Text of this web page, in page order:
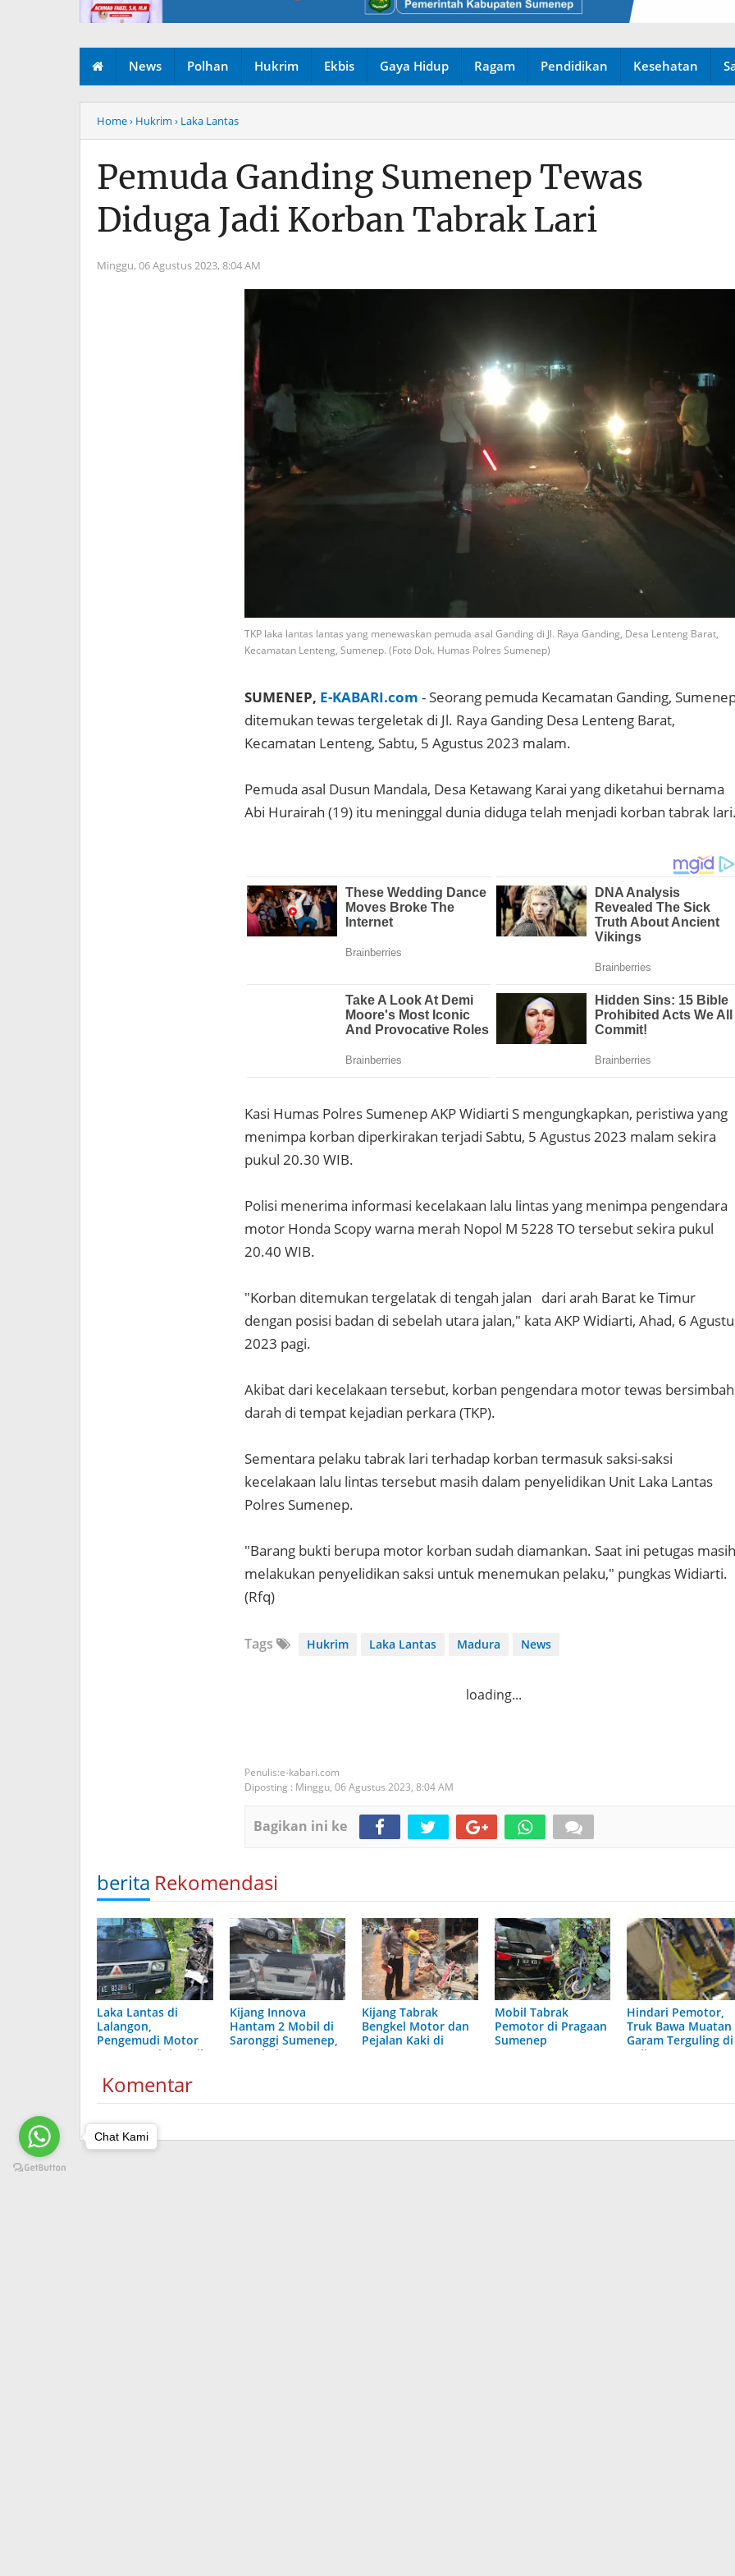
News Polhan Hukrim Ekbis Gaya Hidup Ragam Pendidikan Kesehatan
Home› Hukrim › Laka Lantas
Pemuda Ganding Sumenep Tewas
Diduga Jadi Korban Tabrak Lari
Minggu, 06 Agustus 2023, 8:04 AM
TKP laka lantas lantas yang menewaskan pemuda asal Ganding di Jl. Raya Ganding, Desa Lenteng Barat,
Kecamatan Lenteng, Sumenep. (Foto Dok. Humas Polres Sumenep)
SUMENEP, E-KABARI.com - Seorang pemuda Kecamatan Ganding,
ditemukan tewas tergeletak di Jl. Raya Ganding Desa Lenteng Barat,
Kecamatan Lenteng, Sabtu, 5 Agustus 2023 malam.
Pemuda asal Dusun Mandala, Desa Ketawang Karai yang diketahui bernama
Abi Hurairah (19) itu meninggal dunia diduga telah menjadi korban tabrak
Kasi Humas Polres Sumenep AKP Widiarti S mengungkapkan, peristiwa yang
menimpa korban diperkirakan terjadi Sabtu, 5 Agustus 2023 malam sekira
pukul 20.30 WIB.
Polisi menerima informasi kecelakaan lalu lintas yang menimpa pengendara
motor Honda Scopy warna merah Nopol M 5228 TO tersebut sekira pukul
20.40 WIB.
"Korban ditemukan tergelatak di tengah jalan dari arah Barat ke Timur
dengan posisi badan di sebelah utara jalan," kata AKP Widiarti, Ahad, 6
2023 pagi.
Akibat dari kecelakaan tersebut, korban pengendara motor tewas bersimbah
darah di tempat kejadian perkara (TKP).
Sementara pelaku tabrak lari terhadap korban termasuk saksi-saksi
kecelakaan lalu lintas tersebut masih dalam penyelidikan Unit Laka Lantas
Polres Sumenep.
"Barang bukti berupa motor korban sudah diamankan. Saat ini petugas masih
melakukan penyelidikan saksi untuk menemukan pelaku," pungkas Widiarti.
(Rfq)
Tags Hukrim Laka Lantas Madura News
loading...
e-kabari.com
Diposting : Minggu, 06 Agustus 2023, 8:04 AM
Bagikan ini ke
berita Rekomendasi
Laka Lantas di
Lalangon,
Pengemudi Motor
Tewas, Begini Nasib
Kijang Innova
Hantam 2 Mobil di
Saronggi Sumenep,
Remuk dan
Kijang Tabrak
Bengkel Motor dan
Pejalan Kaki di
Mobil Tabrak
Pemotor di Pragaan
Sumenep
Hindari Pemotor,
Truk Bawa Muatan
Garam Terguling di
Kalianget Sumenep
Komentar
Chat Kami